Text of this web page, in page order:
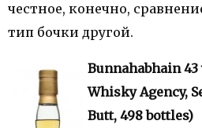
честное, конечно,
тип бочки другой.
Bunnahabhain 43
Whisky Agency,
Butt, 498 bottles)